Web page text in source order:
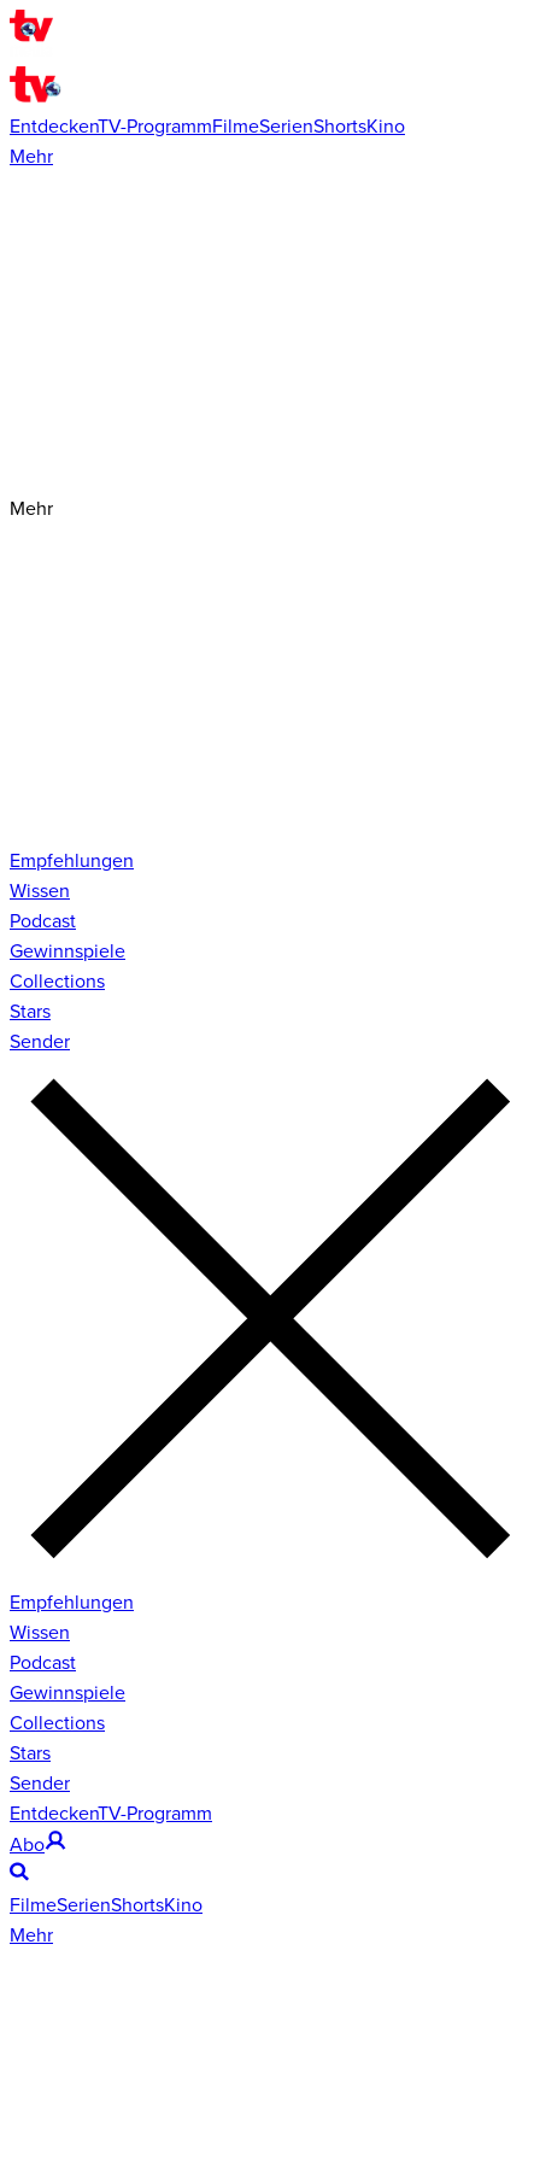
EntdeckenTV-ProgrammFilmeSerienShortsKino
Mehr
Mehr
Empfehlungen
Wissen
Podcast
Gewinnspiele
Collections
Stars
Sender
Empfehlungen
Wissen
Podcast
Gewinnspiele
Collections
Stars
Sender
EntdeckenTV-Programm
Abo
FilmeSerienShortsKino
Mehr